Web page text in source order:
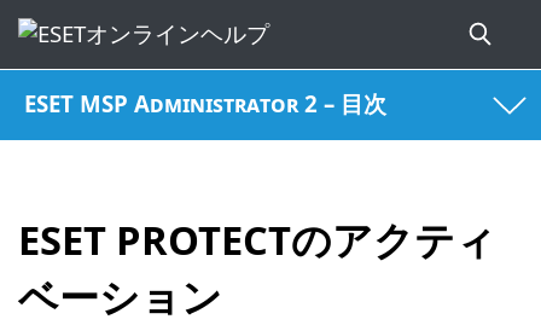
ESET MSP Administrator 2 – 目次
ESET PROTECTのアクティ
ベーション